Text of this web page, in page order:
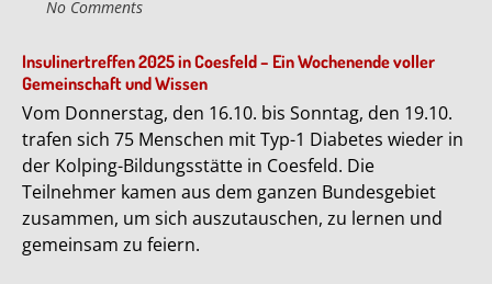
No Comments
Insulinertreffen 2025 in Coesfeld – Ein Wochenende voller
Gemeinschaft und Wissen
Vom Donnerstag, den 16.10. bis Sonntag, den 19.10.
trafen sich 75 Menschen mit Typ-1 Diabetes wieder in
der Kolping-Bildungsstätte in Coesfeld. Die
Teilnehmer kamen aus dem ganzen Bundesgebiet
zusammen, um sich auszutauschen, zu lernen und
gemeinsam zu feiern.